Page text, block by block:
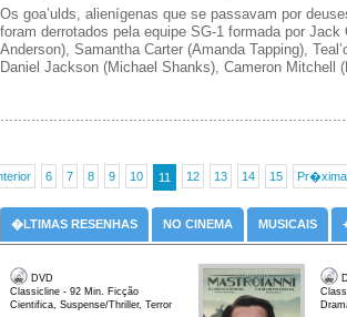
Os goa’ulds, alienígenas que se passavam por
foram derrotados pela equipe SG-1 formada por Jack
Anderson), Samantha Carter (Amanda Tapping),
Daniel Jackson (Michael Shanks), Cameron Mitchell
6 7 8 9 10 11 12 13 14 15
�LTIMAS RESENHAS NO CINEMA MUSICAIS
DVD
Classicline - 92 Min. Ficção
Cientifica, Suspense/Thriller, Terror